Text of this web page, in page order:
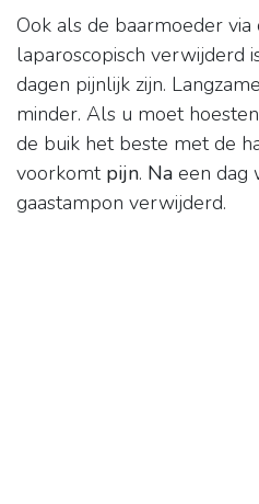
Ook als de baarmoeder via
laparoscopisch verwijderd
dagen pijnlijk zijn.
minder. Als u moet
de buik het beste met de
voorkomt pijn. Na een dag
gaastampon verwijderd.